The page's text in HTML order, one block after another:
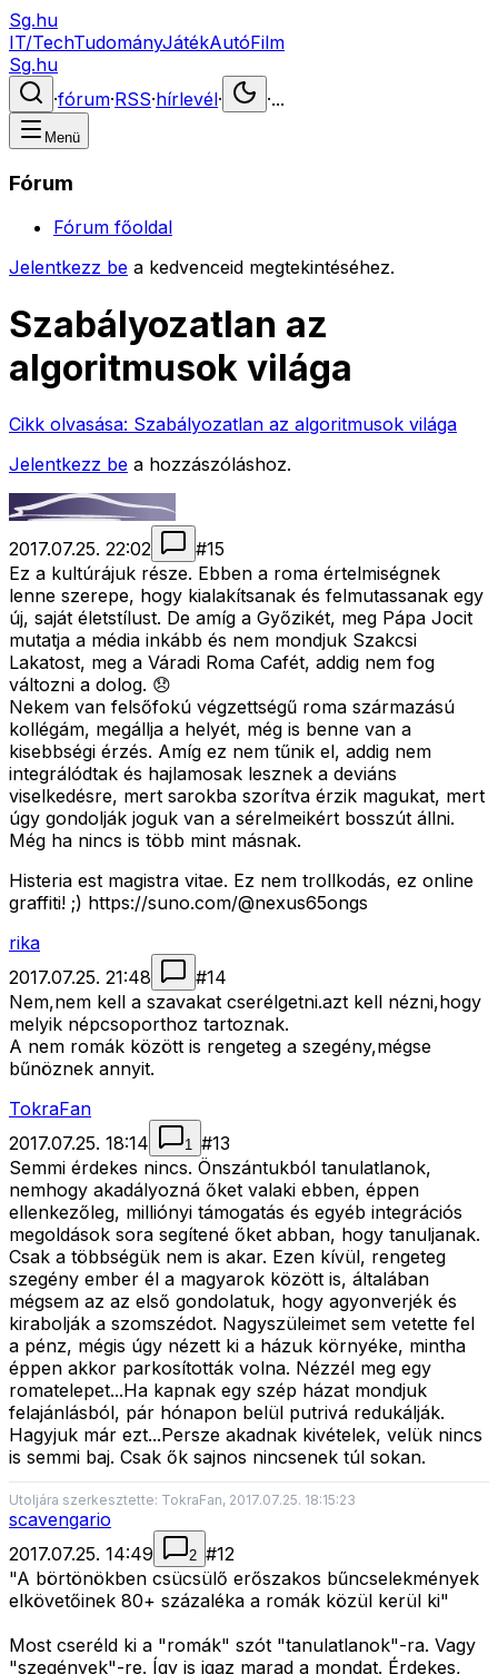
Sg.hu
IT/TechTudományJátékAutóFilm
Sg.hu
·fórum·RSS·hírlevél· ·...
Menü
Fórum
Fórum főoldal
Jelentkezz be a kedvenceid megtekintéséhez.
Szabályozatlan az
algoritmusok világa
Cikk olvasása: Szabályozatlan az algoritmusok világa
Jelentkezz be a hozzászóláshoz.
2017.07.25. 22:02 #15
Ez a kultúrájuk része. Ebben a roma értelmiségnek
lenne szerepe, hogy kialakítsanak és felmutassanak egy
új, saját életstílust. De amíg a Győzikét, meg Pápa Jocit
mutatja a média inkább és nem mondjuk Szakcsi
Lakatost, meg a Váradi Roma Cafét, addig nem fog
változni a dolog. 😞
Nekem van felsőfokú végzettségű roma származású
kollégám, megállja a helyét, még is benne van a
kisebbségi érzés. Amíg ez nem tűnik el, addig nem
integrálódtak és hajlamosak lesznek a deviáns
viselkedésre, mert sarokba szorítva érzik magukat, mert
úgy gondolják joguk van a sérelmeikért bosszút állni.
Még ha nincs is több mint másnak.
Histeria est magistra vitae. Ez nem trollkodás, ez online
graffiti! ;) https://suno.com/@nexus65ongs
rika
2017.07.25. 21:48
#14
Nem,nem kell a szavakat cserélgetni.azt kell nézni,hogy
melyik népcsoporthoz tartoznak.
A nem romák között is rengeteg a szegény,mégse
bűnöznek annyit.
TokraFan
2017.07.25. 18:14
1 #13
Semmi érdekes nincs. Önszántukból tanulatlanok,
nemhogy akadályozná őket valaki ebben, éppen
ellenkezőleg, milliónyi támogatás és egyéb integrációs
megoldások sora segítené őket abban, hogy tanuljanak.
Csak a többségük nem is akar. Ezen kívül, rengeteg
szegény ember él a magyarok között is, általában
mégsem az az első gondolatuk, hogy agyonverjék és
kirabolják a szomszédot. Nagyszüleimet sem vetette fel
a pénz, mégis úgy nézett ki a házuk környéke, mintha
éppen akkor parkosították volna. Nézzél meg egy
romatelepet...Ha kapnak egy szép házat mondjuk
felajánlásból, pár hónapon belül putrivá redukálják.
Hagyjuk már ezt...Persze akadnak kivételek, velük nincs
is semmi baj. Csak ők sajnos nincsenek túl sokan.
Utoljára szerkesztette: TokraFan, 2017.07.25. 18:15:23
scavengario
2017.07.25. 14:49
2 #12
"A börtönökben csücsülő erőszakos bűncselekmények
elkövetőinek 80+ százaléka a romák közül kerül ki"
Most cseréld ki a "romák" szót "tanulatlanok"-ra. Vagy
"szegények"-re. Így is igaz marad a mondat. Érdekes,